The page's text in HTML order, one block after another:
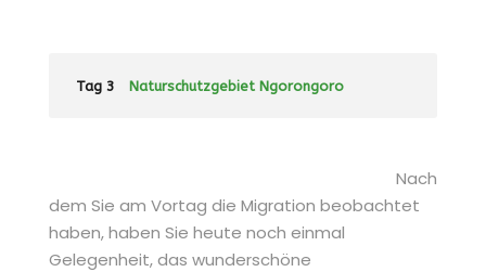
Tag 3 Naturschutzgebiet Ngorongoro
Nach
dem Sie am Vortag die Migration beobachtet
haben, haben Sie heute noch einmal
Gelegenheit, das wunderschöne